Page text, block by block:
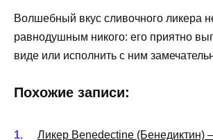
Волшебный вкус сливочного ликера
равнодушным никого: его приятно
виде или исполнить с ним
Похожие записи:
Ликер Benedectine (Бенедиктин)